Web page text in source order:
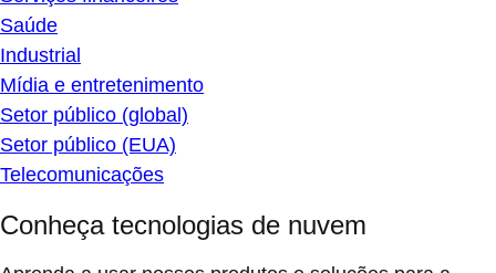
Saúde
Industrial
Mídia e entretenimento
Setor público (global)
Setor público (EUA)
Telecomunicações
Conheça tecnologias de nuvem